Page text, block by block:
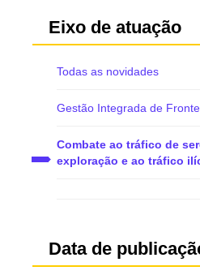
Eixo de atuação
Todas as novidades
Gestão Integrada de
Combate ao tráfico de
exploração e ao tráfico
Data de